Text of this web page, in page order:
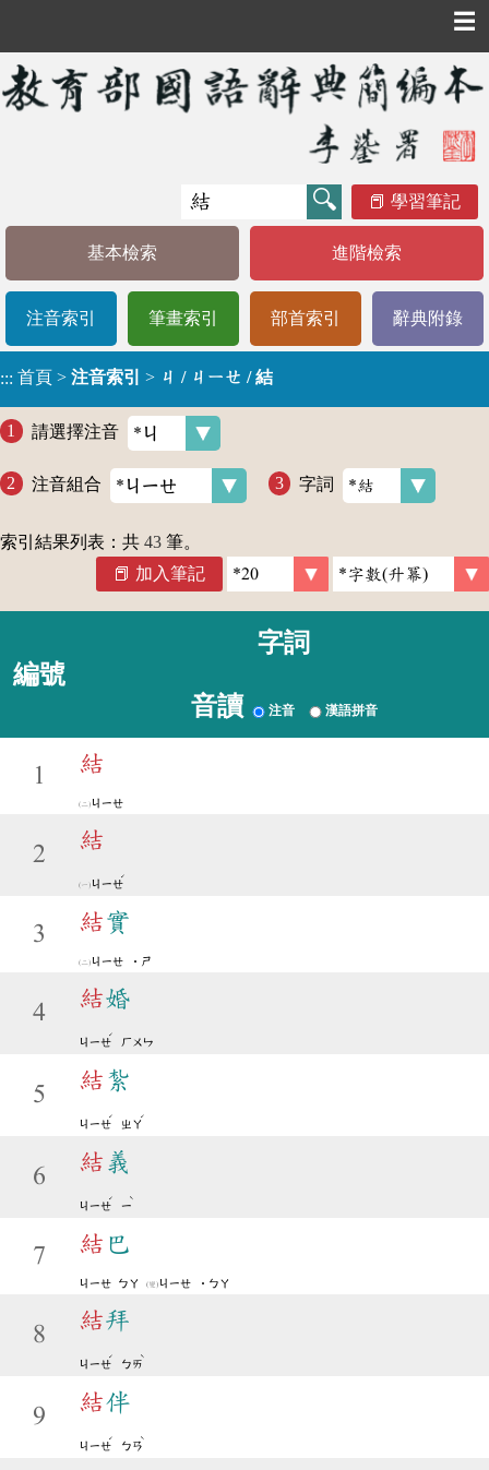
☰
學習筆記
基本檢索 進階檢索
注音索引 筆畫索引 部首索引 辭典附錄
::: 首頁 > 注音索引 > ㄐ / ㄐㄧㄝ / 結
請選擇注音
注音組合 字詞
索引結果列表：共 43 筆。
加入筆記
編號
字詞
音讀 注音 漢語拼音
1 結
ㄐㄧㄝ
2
結
ㄐㄧㄝ
ˊ
3 結實
ㄐㄧㄝ ˙ㄕ
4
結婚
ㄐㄧㄝ
ˊ
ㄏㄨㄣ
5
結 紮
ㄐㄧㄝ
ˊ
ㄓㄚ
ˊ
6
結 義
ㄐㄧㄝ
ˊ
ㄧ
ˋ
7 結 巴
ㄐㄧㄝ ㄅㄚ (變) ㄐㄧㄝ ˙ㄅㄚ
8
結拜
ㄐㄧㄝ
ˊ
ㄅㄞ
ˋ
9
結伴
ㄐㄧㄝ
ˊ
ㄅㄢ
ˋ